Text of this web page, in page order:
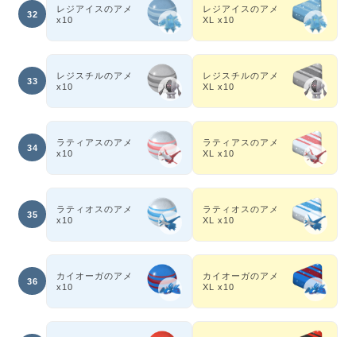
32
レジアイスのアメ
x10
レジアイスのアメ
XL x10
33
レジスチルのアメ
x10
レジスチルのアメ
XL x10
34
ラティアスのアメ
x10
ラティアスのアメ
XL x10
35
ラティオスのアメ
x10
ラティオスのアメ
XL x10
36
カイオーガのアメ
x10
カイオーガのアメ
XL x10